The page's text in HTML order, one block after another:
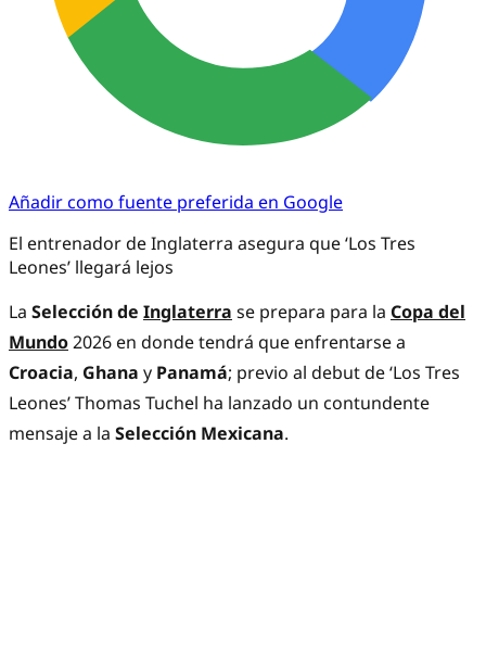
Añadir como fuente preferida en Google
El entrenador de Inglaterra asegura que ‘Los Tres
Leones’ llegará lejos
La Selección de Inglaterra se prepara para la Copa del
Mundo2026 en donde tendrá que enfrentarse a
Croacia, Ghana y Panamá; previo al debut de ‘Los Tres
Leones’ Thomas Tuchel ha lanzado un contundente
mensaje a la Selección Mexicana.